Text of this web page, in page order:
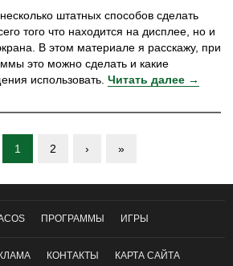
штатных способов сделать
того что находится на дисплее, но и
В этом материале я расскажу, при
это можно сделать и какие
использовать. Читать далее →
1 2 › »
ПРОГРАММЫ ИГРЫ
КОНТАКТЫ КАРТА САЙТА